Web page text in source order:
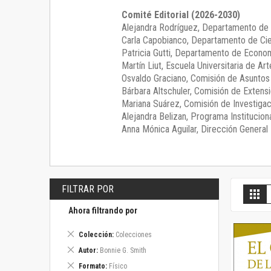
Comité Editorial (2026-2030)
Alejandra Rodríguez, Departamento de
Carla Capobianco, Departamento de
Patricia Gutti, Departamento de
Martín Liut, Escuela Universitaria de
Osvaldo Graciano, Comisión de
Bárbara Altschuler, Comisión de
Mariana Suárez, Comisión de
Alejandra Belizan, Programa
Anna Mónica Aguilar, Dirección General
FILTRAR POR
Ahora filtrando por
Colección Colecciones
Eliminar
artículo
Autor Bonnie G. Smith
Eliminar
artículo
Formato Físico
Eliminar